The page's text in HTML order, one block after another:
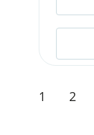
1 2